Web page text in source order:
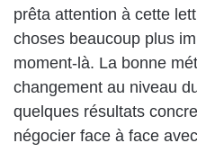
prêta attention à cette
choses beaucoup plus
moment-là. La bonne
changement au niveau
quelques résultats
négocier face à face